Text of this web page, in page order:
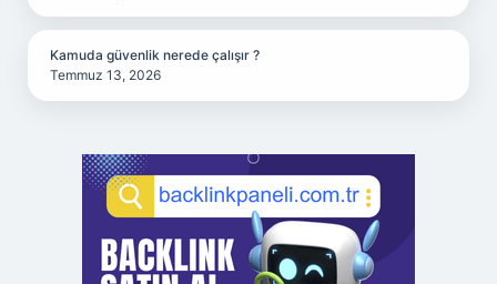
Kamuda güvenlik nerede çalışır ?
Temmuz 13, 2026